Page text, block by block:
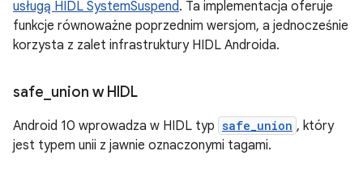
usługą HIDL SystemSuspend. Ta implementacja oferuje
funkcje równoważne poprzednim wersjom, a jednocześnie
korzysta z zalet infrastruktury HIDL Androida.
safe union w HIDL
Android 10 wprowadza w HIDL typ safe_union , który
jest typem unii z jawnie oznaczonymi tagami.